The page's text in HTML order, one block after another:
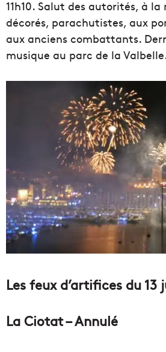
11h10. Salut des autorités, à la
décorés, parachutistes, aux
aux anciens combattants.
musique au parc de la
Les feux d’artifices du 13
La Ciotat – Annulé